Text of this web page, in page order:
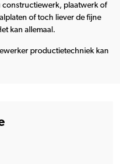
constructiewerk, plaatwerk of
of toch liever de fijne
kan allemaal.
productietechniek kan